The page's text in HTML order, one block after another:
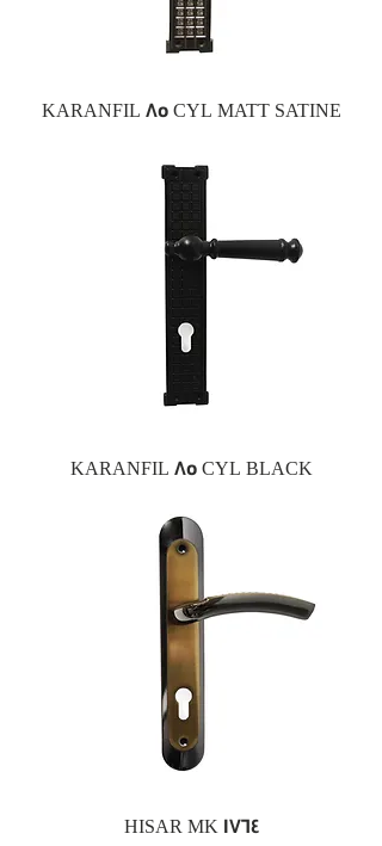
KARANFIL 85 CYL MATT SATINE
KARANFIL 85 CYL BLACK
HISAR MK 1764